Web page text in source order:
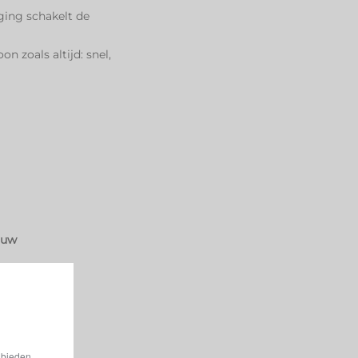
schakelt de
zoals altijd: snel,